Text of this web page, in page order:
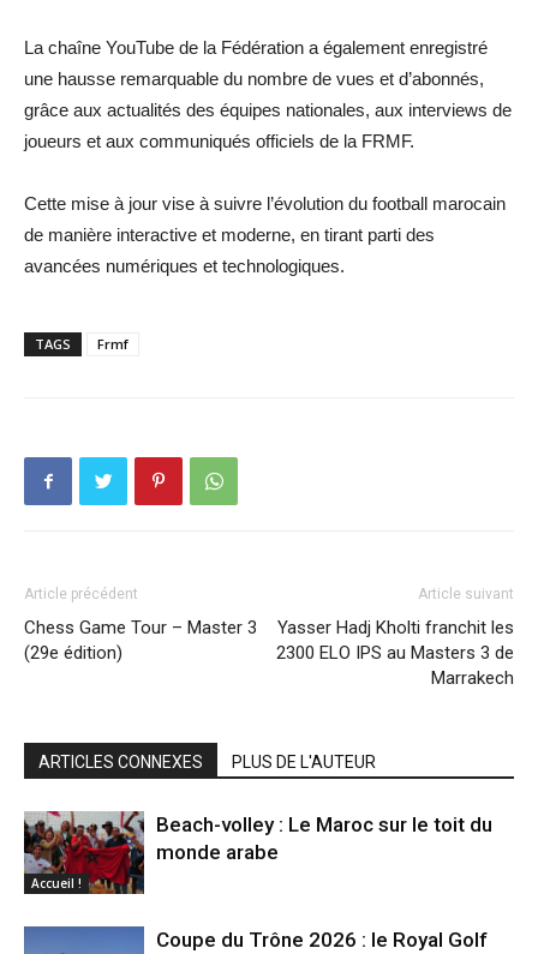
La chaîne YouTube de la Fédération a également enregistré
une hausse remarquable du nombre de vues et d’abonnés,
grâce aux actualités des équipes nationales, aux interviews de
joueurs et aux communiqués officiels de la FRMF.
Cette mise à jour vise à suivre l’évolution du football marocain
de manière interactive et moderne, en tirant parti des
avancées numériques et technologiques.
TAGS Frmf
Article précédent
Chess Game Tour – Master 3
(29e édition)
Article suivant
Yasser Hadj Kholti franchit les
2300 ELO IPS au Masters 3 de
Marrakech
ARTICLES CONNEXES PLUS DE L'AUTEUR
Accueil !
Beach-volley : Le Maroc sur le toit du
monde arabe
Coupe du Trône 2026 : le Royal Golf